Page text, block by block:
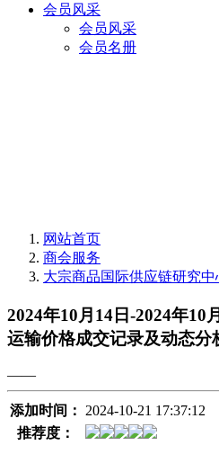
会员风采
会员风采
会员名册
网站首页
商会服务
大宗商品国际供应链研究中
2024年10月14日-2024年10
运输价格成交记录及动态分
——
添加时间： 2024-10-21 17:37:12
推荐度：